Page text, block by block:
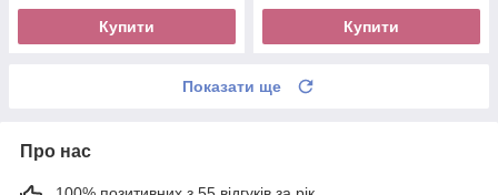
Купити Купити
Показати ще
Про нас